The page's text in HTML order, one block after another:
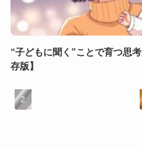
“子どもに聞く”ことで育つ思
存版】